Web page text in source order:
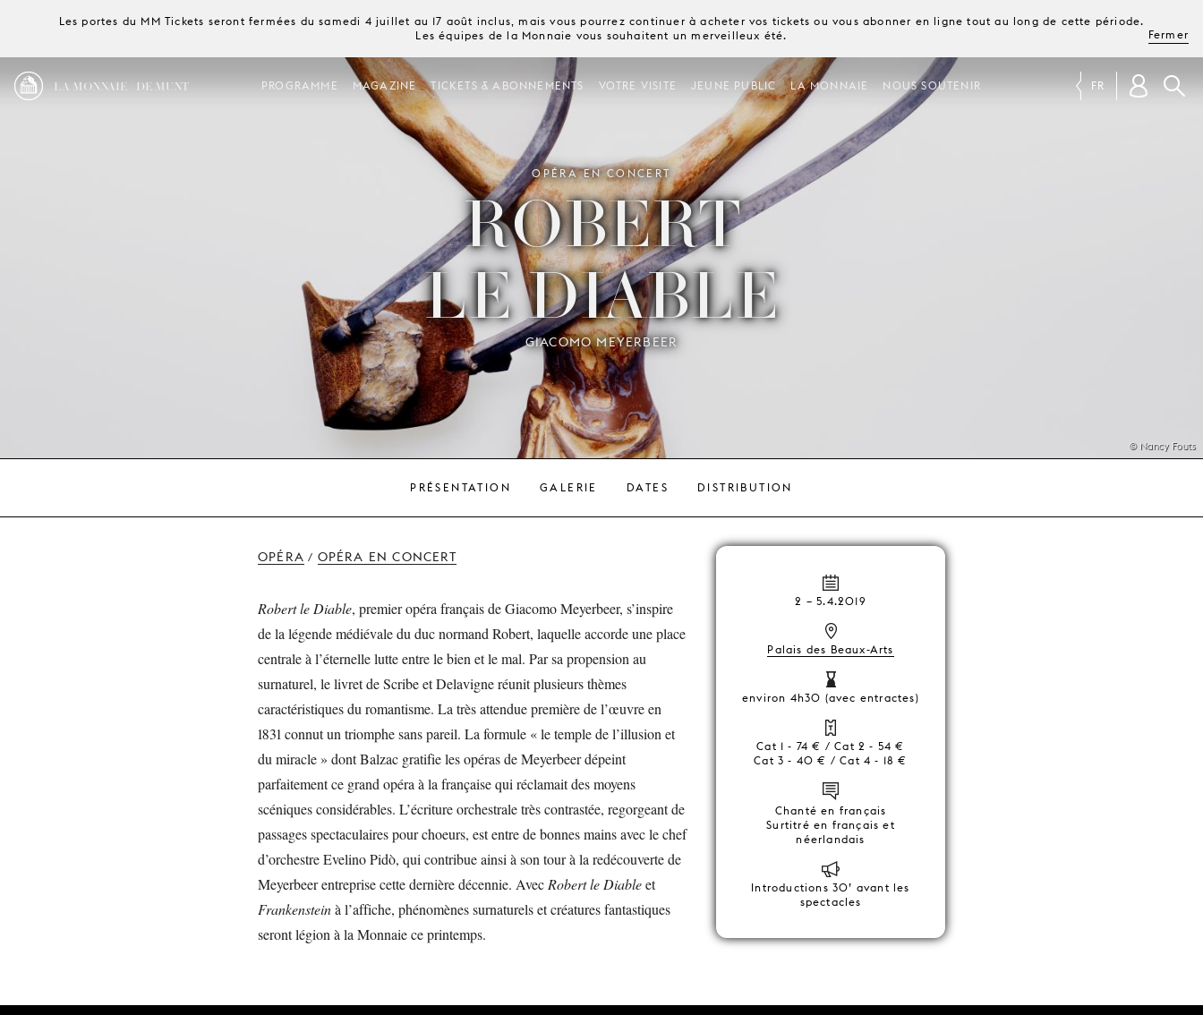
Les portes du MM Tickets seront fermées du samedi 4 juillet au 17 août inclus, mais vous pourrez continuer à acheter vos tickets ou vous abonner en ligne tout au long de cette période.
Les équipes de la Monnaie vous souhaitent un merveilleux été.
Fermer
LA MONNAIE / DE MUNT PROGRAMME MAGAZINE TICKETS & ABONNEMENTS VOTRE VISITE JEUNE PUBLIC LA MONNAIE NOUS SOUTENIR FR
© Nancy Fouts
OPÉRA EN CONCERT
ROBERT
LE DIABLE
GIACOMO MEYERBEER
PRÉSENTATION GALERIE DATES DISTRIBUTION
OPÉRA / OPÉRA EN CONCERT
Robert le Diable, premier opéra français de Giacomo Meyerbeer, s’inspire
de la légende médiévale du duc normand Robert, laquelle accorde une place
centrale à l’éternelle lutte entre le bien et le mal. Par sa propension au
surnaturel, le livret de Scribe et Delavigne réunit plusieurs thèmes
caractéristiques du romantisme. La très attendue première de l’œuvre en
1831 connut un triomphe sans pareil. La formule « le temple de l’illusion et
du miracle » dont Balzac gratifie les opéras de Meyerbeer dépeint
parfaitement ce grand opéra à la française qui réclamait des moyens
scéniques considérables. L’écriture orchestrale très contrastée, regorgeant de
passages spectaculaires pour choeurs, est entre de bonnes mains avec le chef
d’orchestre Evelino Pidò, qui contribue ainsi à son tour à la redécouverte de
Meyerbeer entreprise cette dernière décennie. Avec Robert le Diableet
Frankensteinà l’affiche, phénomènes surnaturels et créatures fantastiques
seront légion à la Monnaie ce printemps.
2 –5.4.2019
Palais des Beaux-Arts
environ 4h30 (avec entractes)
Cat 1 - 74 € / Cat 2 - 54 €
Cat 3 - 40 € / Cat 4 - 18 €
Chanté en français
Surtitré en français et
néerlandais
Introductions 30’ avant les
spectacles